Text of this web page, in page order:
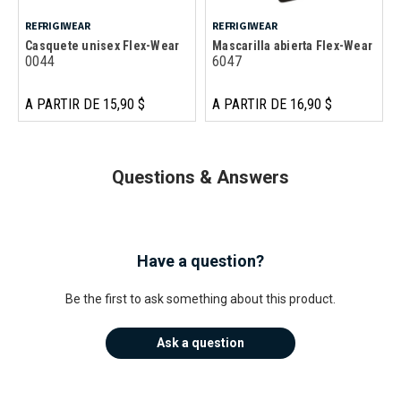
REFRIGIWEAR
Casquete unisex Flex-Wear
0044
A PARTIR DE 15,90 $
REFRIGIWEAR
Mascarilla abierta Flex-Wear
6047
A PARTIR DE 16,90 $
Questions & Answers
Have a question?
Be the first to ask something about this product.
Ask a question